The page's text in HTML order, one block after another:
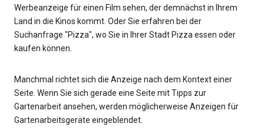
Werbeanzeige für einen Film sehen, der demnächst in Ihrem
Land in die Kinos kommt. Oder Sie erfahren bei der
Suchanfrage "Pizza", wo Sie in Ihrer Stadt Pizza essen oder
kaufen können.
Manchmal richtet sich die Anzeige nach dem Kontext einer
Seite. Wenn Sie sich gerade eine Seite mit Tipps zur
Gartenarbeit ansehen, werden möglicherweise Anzeigen für
Gartenarbeitsgeräte eingeblendet.